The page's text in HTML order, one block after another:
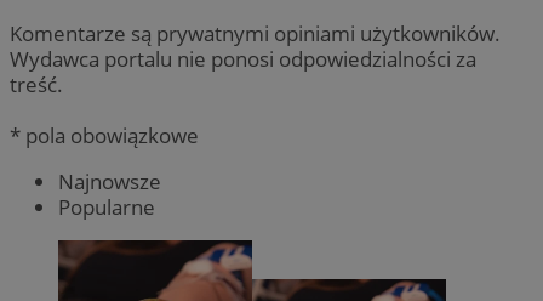
Komentarze są prywatnymi opiniami użytkowników.
Wydawca portalu nie ponosi odpowiedzialności za
treść.
* pola obowiązkowe
Najnowsze
Popularne